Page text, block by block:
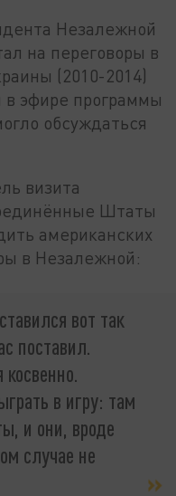
Незалежной
на переговоры в
(2010-2014)
в эфире программы
обсуждаться
визита
Штаты
американских
в Незалежной:
вот так
поставил.
косвенно.
в игру: там
и они, вроде
случае не